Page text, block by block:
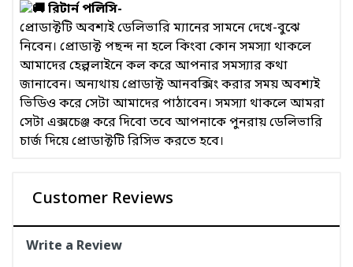
রিটার্ন পলিসি-
প্রোডাক্টটি অবশ্যই ডেলিভারি ম্যানের সামনে দেখে-বুঝে
নিবেন। প্রোডাক্ট পছন্দ না হলে কিংবা কোন সমস্যা থাকলে
আমাদের হেল্পলাইনে কল করে আপনার সমস্যার কথা
জানাবেন। অন্যথায় প্রোডাক্ট আনবক্সিং করার সময় অবশ্যই
ভিডিও করে সেটা আমাদের পাঠাবেন। সমস্যা থাকলে আমরা
সেটা এক্সচেঞ্জ করে দিবো তবে আপনাকে পুনরায় ডেলিভারি
চার্জ দিয়ে প্রোডাক্টটি রিসিভ করতে হবে।
Customer Reviews
Write a Review